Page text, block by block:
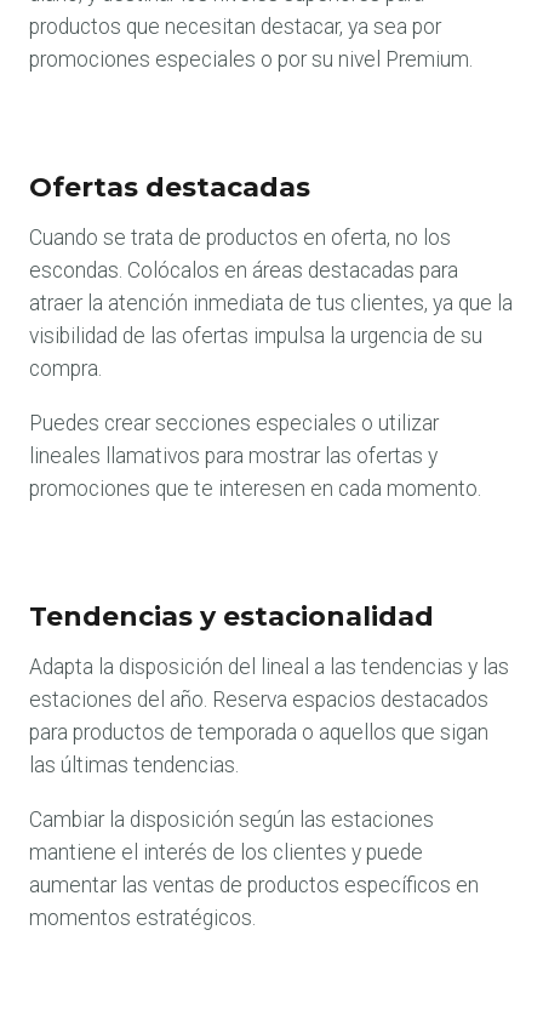
productos que necesitan destacar, ya sea por
promociones especiales o por su nivel Premium.
Ofertas destacadas
Cuando se trata de productos en oferta, no los
escondas. Colócalos en áreas destacadas para
atraer la atención inmediata de tus clientes, ya que la
visibilidad de las ofertas impulsa la urgencia de su
compra.
Puedes crear secciones especiales o utilizar
lineales llamativos para mostrar las ofertas y
promociones que te interesen en cada momento.
Tendencias y estacionalidad
Adapta la disposición del lineal a las tendencias y las
estaciones del año. Reserva espacios destacados
para productos de temporada o aquellos que sigan
las últimas tendencias.
Cambiar la disposición según las estaciones
mantiene el interés de los clientes y puede
aumentar las ventas de productos específicos en
momentos estratégicos.